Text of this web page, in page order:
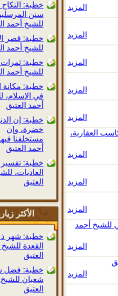
خطبة:
سنن
للشيخ أحمد
خطبة: قصر
للشيخ أحمد
خطبة: ثمرات
للشيخ أحمد
خطبة: مكانة
في الإسلام،
أحمد العتيق
خطبة: إن
خضرة، وإن
مستخلفنا
أحمد العتيق
خطبة:
العاديات،
العتيق
الأكثر
خطبة: شهر
القعدة
العتيق
خطبة: فضل
شعبان
العتيق
المزيد
المزيد
المزيد
المزيد
المزيد
العقارية،
المزيد
المزيد
المزيد
للشيخ أحمد
المزيد
المزيد